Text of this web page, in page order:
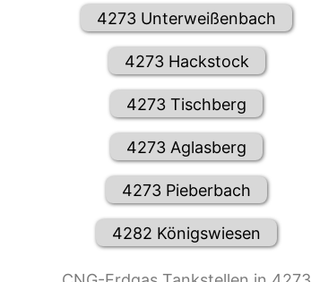
4273 Unterweißenbach
4273 Hackstock
4273 Tischberg
4273 Aglasberg
4273 Pieberbach
4282 Königswiesen